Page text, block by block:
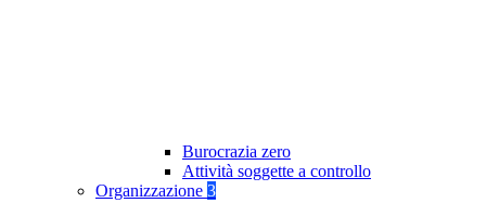
Burocrazia zero
Attività soggette a controllo
Organizzazione 3